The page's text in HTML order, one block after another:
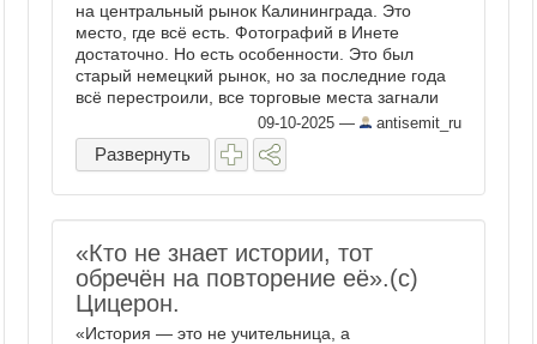
на центральный рынок Калининграда. Это
место, где всё есть. Фотографий в Инете
достаточно. Но есть особенности. Это был
старый немецкий рынок, но за последние года
всё перестроили, все торговые места загнали
внутрь свежих павильонов. Внутри ...
09-10-2025 — antisemit_ru
Развернуть
«Кто не знает истории, тот
обречён на повторение её».(с)
Цицерон.
«История — это не учительница, а